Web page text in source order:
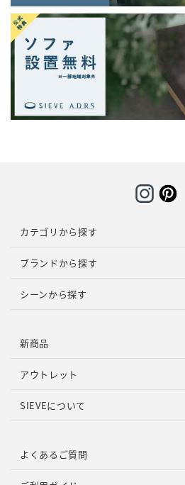
カテゴリから探す
ブランドから探す
シーンから探す
新商品
アウトレット
SIEVEについて
よくあるご質問